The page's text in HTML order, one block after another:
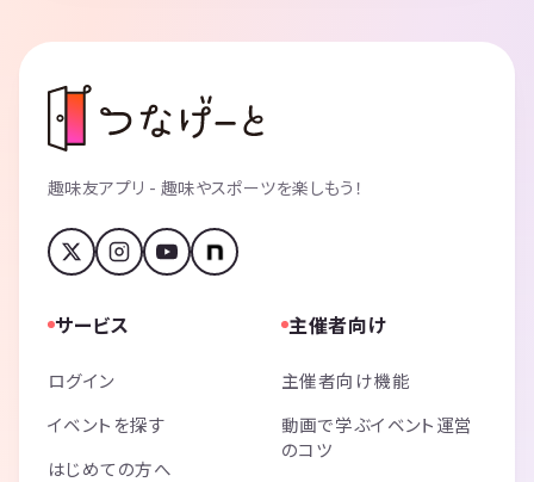
そして参加希望の際には
「bounasに入りたい」
と明記してください😊
募集内容読んでない方が多すぎです💦
ま、形式的ではありますが。
おいでませ！bounasに😊
趣味友アプリ - 趣味やスポーツを楽しもう！
サービス
ログイン
イベントを探す
はじめての方へ
主催者向け
主催者向け機能
動画で学ぶイベント運営
のコツ